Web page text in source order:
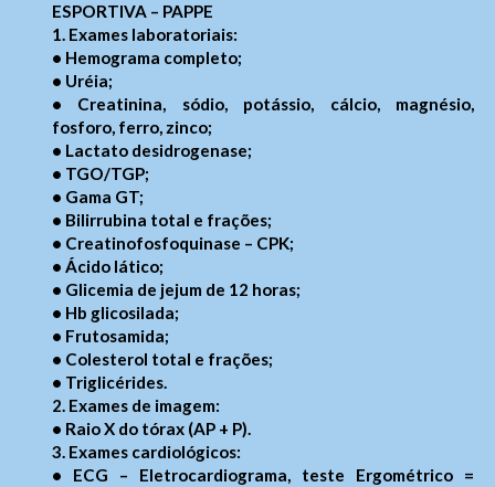
ESPORTIVA – PAPPE
1. Exames laboratoriais:
• Hemograma completo;
• Uréia;
• Creatinina, sódio, potássio, cálcio, magnésio,
fosforo, ferro, zinco;
• Lactato desidrogenase;
• TGO/TGP;
• Gama GT;
• Bilirrubina total e frações;
• Creatinofosfoquinase – CPK;
• Ácido lático;
• Glicemia de jejum de 12 horas;
• Hb glicosilada;
• Frutosamida;
• Colesterol total e frações;
• Triglicérides.
2. Exames de imagem:
• Raio X do tórax (AP + P).
3. Exames cardiológicos:
• ECG – Eletrocardiograma, teste Ergométrico =